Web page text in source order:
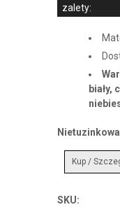
zalety:
biały,
Kup /
SKU: